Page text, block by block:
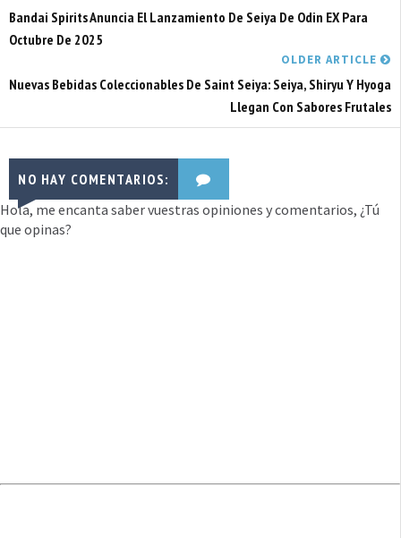
Bandai Spirits Anuncia El Lanzamiento De Seiya De Odin EX Para
Octubre De 2025
OLDER ARTICLE
Nuevas Bebidas Coleccionables De Saint Seiya: Seiya, Shiryu Y Hyoga
Llegan Con Sabores Frutales
NO HAY COMENTARIOS:
Hola, me encanta saber vuestras opiniones y comentarios, ¿Tú
que opinas?